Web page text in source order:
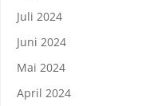
Juli 2024
Juni 2024
Mai 2024
April 2024